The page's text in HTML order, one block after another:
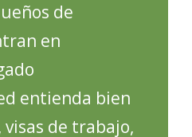
de
en
entienda bien
de trabajo,